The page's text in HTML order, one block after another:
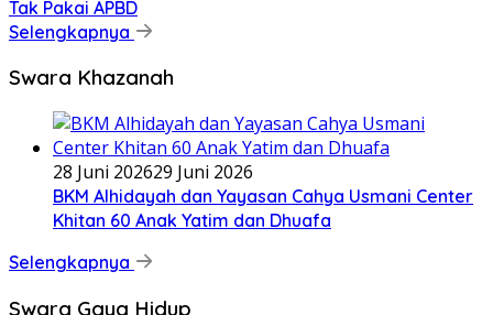
Tak Pakai APBD
Selengkapnya
Swara Khazanah
28 Juni 202629 Juni 2026
BKM Alhidayah dan Yayasan Cahya Usmani Center
Khitan 60 Anak Yatim dan Dhuafa
Selengkapnya
Swara Gaya Hidup